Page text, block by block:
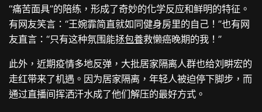
“痛苦面具”的陪练，形成了奇妙的化学反应和鲜明的特征。
有网友笑言：“王婉霏简直就如同健身房里的自己！”也有网
友直言：“只有这种氛围能拯包養救懒癌晚期的我！”
此外，近期疫情多地反弹，大批居家隔离人群也给刘畊宏的
走红带来了机遇。因为居家隔离，年轻人被迫停下脚步，而
通过直播间挥洒汗水成了他们解压的最好方式。